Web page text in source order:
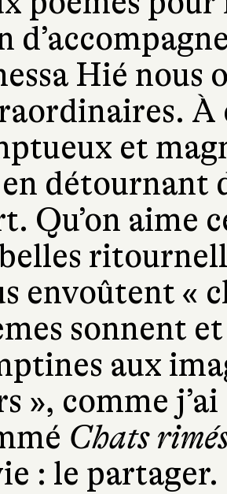
Hié nous
À
et
détournant
Qu’on aime
envoûtent «
sonnent
aux
», comme
Chats
: le partager.